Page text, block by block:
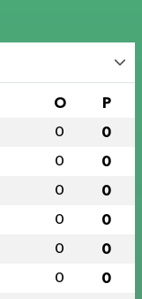
O P
0 0
0 0
0 0
0 0
0 0
0 0